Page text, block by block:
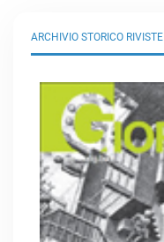
ARCHIVIO STORICO RIVISTE